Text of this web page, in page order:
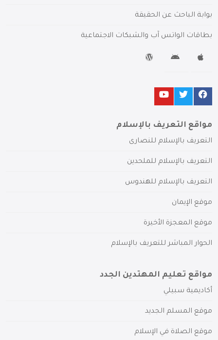
بوابة الباحث عن الحقيقة
بطاقات الواتس آب والشبكات الاجتماعية
مواقع التعريف بالإسلام
التعريف بالإسلام للنصارى
التعريف بالإسلام للملحدين
التعريف بالإسلام للهندوس
موقع الإيمان
موقع المعجزة الأخيرة
الحوار المباشر للتعريف بالإسلام
مواقع تعليم المهتدين الجدد
أكاديمية سبيلي
موقع المسلم الجديد
موقع الصلاة في الإسلام